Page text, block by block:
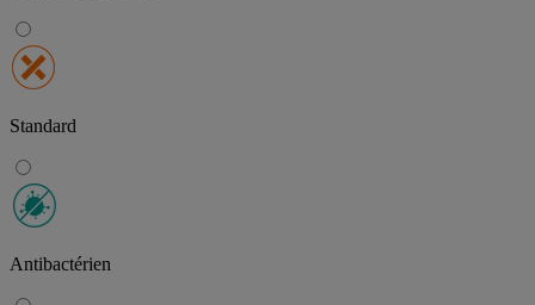
Standard
Antibactérien